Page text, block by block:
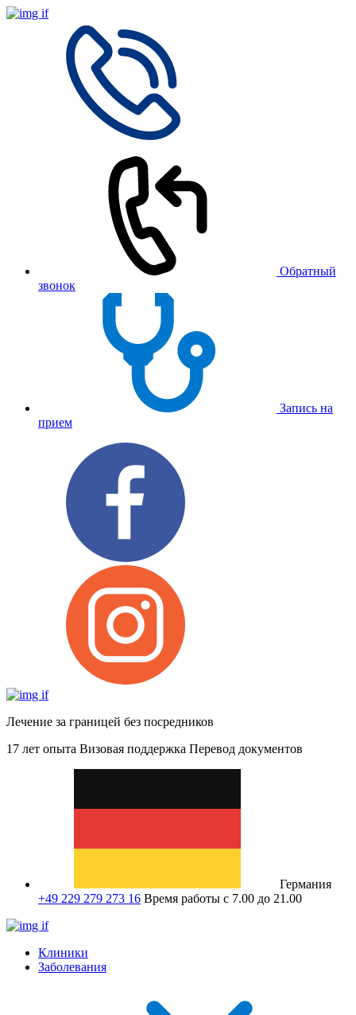
Обратный
звонок
Запись на
прием
Лечение за границей без посредников
17 лет опыта Визовая поддержка Перевод документов
Германия
+49 229 279 273 16 Время работы с 7.00 до 21.00
Клиники
Заболевания